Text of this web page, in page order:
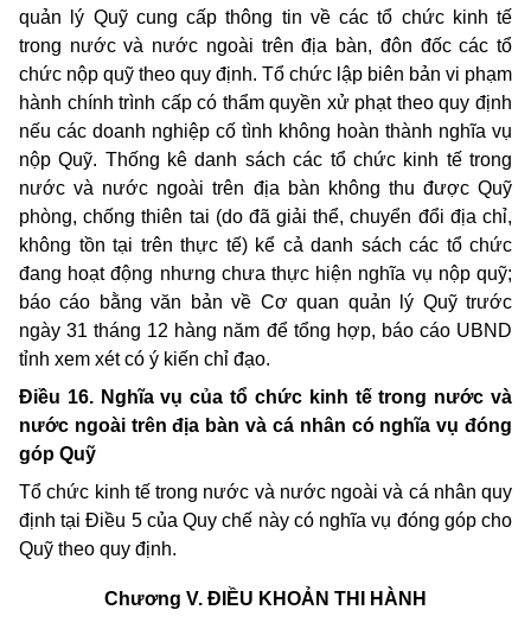
quản lý Quỹ cung cấp thông tin về các tổ chức kinh tế
trong nước và nước ngoài trên địa bàn, đôn đốc các tổ
chức nộp quỹ theo quy định. Tổ chức lập biên bản vi phạm
hành chính trình cấp có thẩm quyền xử phạt theo quy định
nếu các doanh nghiệp cố tình không hoàn thành nghĩa vụ
nộp Quỹ. Thống kê danh sách các tổ chức kinh tế trong
nước và nước ngoài trên địa bàn không thu được Quỹ
phòng, chống thiên tai (do đã giải thể, chuyển đổi địa chỉ,
không tồn tại trên thực tế) kể cả danh sách các tổ chức
đang hoạt động nhưng chưa thực hiện nghĩa vụ nộp quỹ;
báo cáo bằng văn bản về Cơ quan quản lý Quỹ trước
ngày 31 tháng 12 hàng năm để tổng hợp, báo cáo UBND
tỉnh xem xét có ý kiến chỉ đạo.
Điều 16. Nghĩa vụ của tổ chức kinh tế trong nước và
nước ngoài trên địa bàn và cá nhân có nghĩa vụ đóng
góp Quỹ
Tổ chức kinh tế trong nước và nước ngoài và cá nhân quy
định tại Điều 5 của Quy chế này có nghĩa vụ đóng góp cho
Quỹ theo quy định.
Chương V. ĐIỀU KHOẢN THI HÀNH